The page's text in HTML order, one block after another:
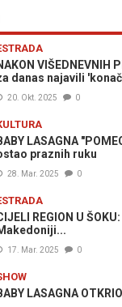
VIŠEDNEVNIH
danas najavili
20. Okt. 2025 0
LASAGNA
praznih ruku
28. Mar. 2025 0
REGION U
17. Mar. 2025 0
LASAGNA